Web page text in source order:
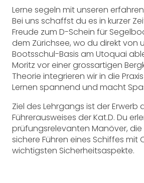
Lerne segeln mit unseren
Bei uns schaffst du es in kurzer
Freude zum D-Schein für
dem Zürichsee, wo du direkt von
Bootsschul-Basis am Utoquai
Moritz vor einer grossartigen
Theorie integrieren wir in die
Lernen spannend und macht
Ziel des Lehrgangs ist der Erwerb
Führerausweises der Kat.D. Du
prüfungsrelevanten Manöver,
sichere Führen eines Schiffes mit
wichtigsten Sicherheitsaspekte.